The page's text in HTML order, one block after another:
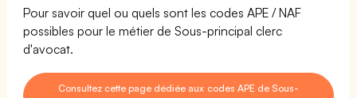
Pour savoir quel ou quels sont les codes APE / NAF
possibles pour le métier de Sous-principal clerc
d'avocat.
Consultez cette page dédiée aux codes APE de Sous-